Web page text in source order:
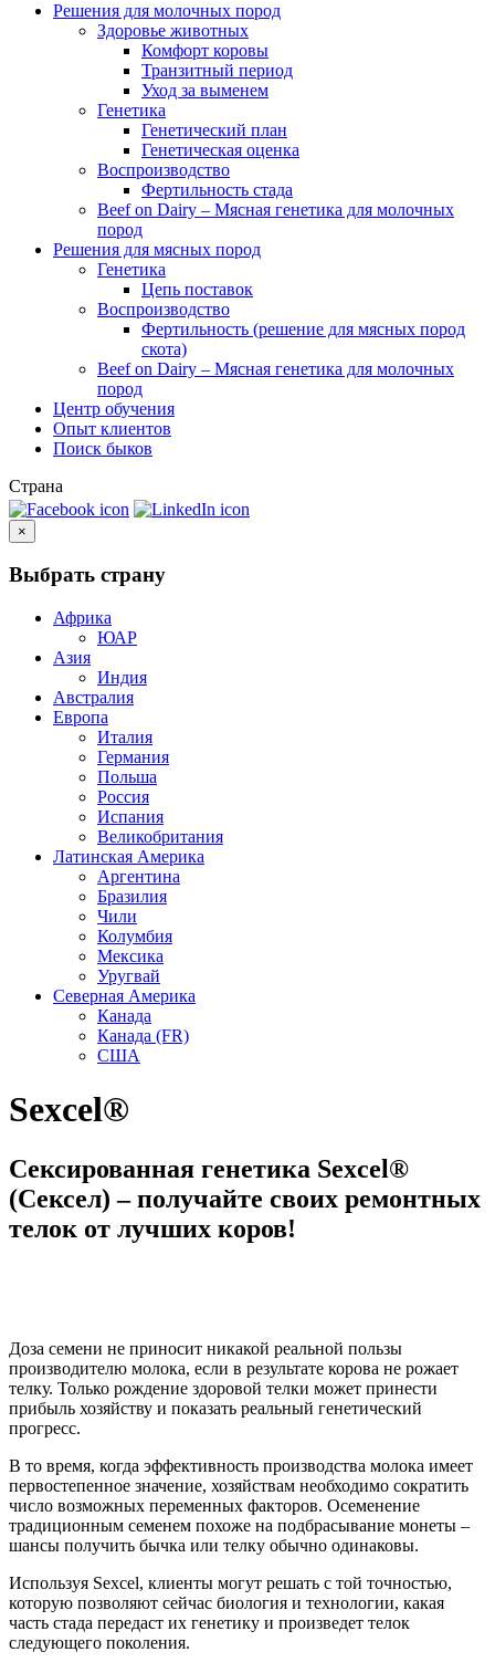
Решения для молочных пород
Здоровье животных
Комфорт коровы
Транзитный период
Уход за выменем
Генетика
Генетический план
Генетическая оценка
Воспроизводство
Фертильность стада
Beef on Dairy – Мясная генетика для молочных
пород
Решения для мясных пород
Генетика
Цепь поставок
Воспроизводство
Фертильность (решение для мясных пород
скота)
Beef on Dairy – Мясная генетика для молочных
пород
Центр обучения
Опыт клиентов
Поиск быков
Страна
×
Выбрать страну
Африка
ЮАР
Азия
Индия
Австралия
Европа
Италия
Германия
Польша
Россия
Испания
Великобритания
Латинская Америка
Аргентина
Бразилия
Чили
Колумбия
Мексика
Уругвай
Северная Америка
Канада
Канада (FR)
США
Sexcel®
Сексированная генетика Sexcel®
(Сексел) – получайте своих ремонтных
телок от лучших коров!
Доза семени не приносит никакой реальной пользы
производителю молока, если в результате корова не рожает
телку. Только рождение здоровой телки может принести
прибыль хозяйству и показать реальный генетический
прогресс.
В то время, когда эффективность производства молока имеет
первостепенное значение, хозяйствам необходимо сократить
число возможных переменных факторов. Осеменение
традиционным семенем похоже на подбрасывание монеты –
шансы получить бычка или телку обычно одинаковы.
Используя Sexcel, клиенты могут решать с той точностью,
которую позволяют сейчас биология и технологии, какая
часть стада передаст их генетику и произведет телок
следующего поколения.